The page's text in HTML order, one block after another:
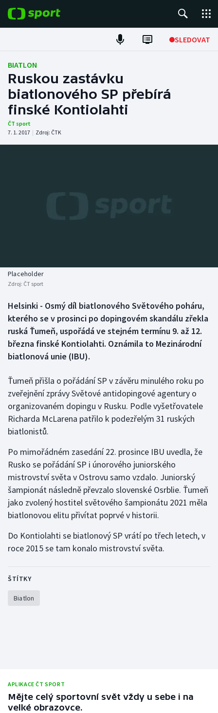
SLEDOVAT
Fotbal
Hokej
Tenis
Atletika
Biatlon
Box
Curling
Florbal
Futsal
Golf
Gymnastika
Házená
Jezdectví
Krasobruslení
Lezení
Lyže a snowboard
Parasport
Aplikace ČT sport
BIATLON
Ruskou zastávku
biatlonového SP přebírá
finské Kontiolahti
ČT sport
7. 1. 2017 | Zdroj: ČTK
Placeholder
Zdroj: ČT sport
Helsinki - Osmý díl biatlonového Světového poháru,
kterého se v prosinci po dopingovém skandálu zřekla
ruská Ťumeň, uspořádá ve stejném termínu 9. až 12.
března finské Kontiolahti. Oznámila to Mezinárodní
biatlonová unie (IBU).
Ťumeň přišla o pořádání SP v závěru minulého roku po
zveřejnění zprávy Světové antidopingové agentury o
organizovaném dopingu v Rusku. Podle vyšetřovatele
Richarda McLarena patřilo k podezřelým 31 ruských
biatlonistů.
Po mimořádném zasedání 22. prosince IBU uvedla, že
Rusko se pořádání SP i únorového juniorského
mistrovství světa v Ostrovu samo vzdalo. Juniorský
šampionát následně převzalo slovenské Osrblie. Ťumeň
jako zvolený hostitel světového šampionátu 2021 měla
biatlonovou elitu přivítat poprvé v historii.
Do Kontiolahti se biatlonový SP vrátí po třech letech, v
roce 2015 se tam konalo mistrovství světa.
ŠTÍTKY
Biatlon
APLIKACE ČT SPORT
Mějte celý sportovní svět vždy u sebe i na
velké obrazovce.